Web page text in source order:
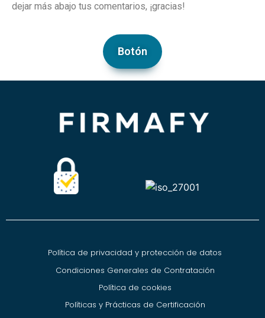
dejar más abajo tus comentarios, ¡gracias!
Botón
Política de privacidad y protección de datos
Condiciones Generales de Contratación
Política de cookies
Políticas y Prácticas de Certificación